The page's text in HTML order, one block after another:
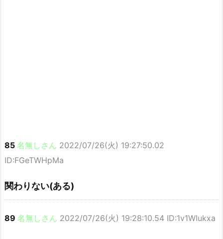
85 名無しさん 2022/07/26(火) 19:27:50.02
ID:FGeTWHpMa
関わりない(ある)
89 名無しさん 2022/07/26(火) 19:28:10.54 ID:1v1WIukxa